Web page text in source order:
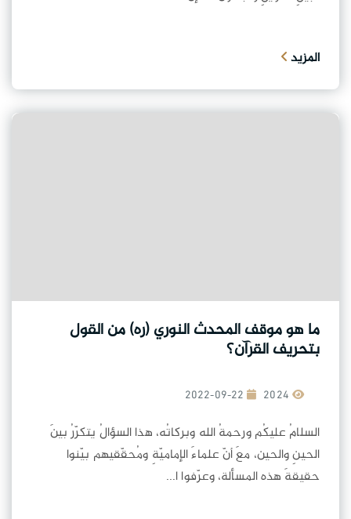
المزيد
ما هو موقف المحدث النوري (ره) من القول
بتحريف القرآن؟
2022-09-22
السلامُ عليكُم ورحمةُ الله وبركاتُه، هذا السؤالُ يتكرّرُ بينَ
الحينِ والحين، معَ أنّ علماءَ الإماميّةِ ومُحقّقيهم بيّنوا
حقيقةَ هذه المسألة، وعرّفوا ا...